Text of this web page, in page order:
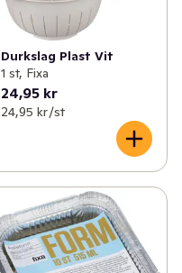
Durkslag Plast Vit
1 st, Fixa
24,95 kr
24,95 kr /st